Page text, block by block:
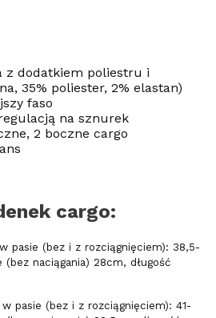
z dodatkiem poliestru i
35% poliester, 2% elastan)
faso
na sznurek
2 boczne cargo
cargo:
pasie (bez i z rozciągnięciem): 38,5-
naciągania) 28cm, długość
pasie (bez i z rozciągnięciem): 41-